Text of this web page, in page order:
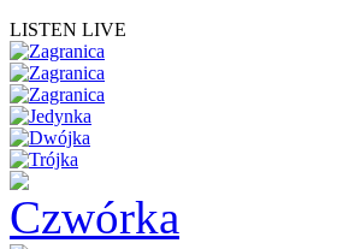
LISTEN LIVE